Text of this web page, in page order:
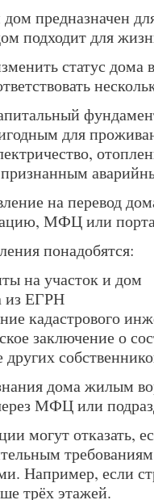
предназначен
подходит для
статус дома
для
на перевод
МФЦ или
понадобятся:
на участок и дом
из ЕГРН
кадастрового
заключение о
дома жилым
МФЦ или
могут отказать,
Например, если
трёх этажей.